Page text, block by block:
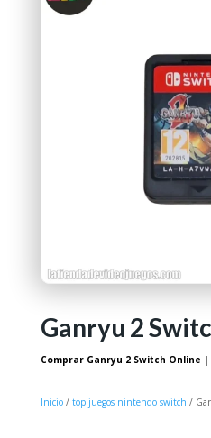
Ganryu 2
Comprar Ganryu 2 Switch Online
Inicio/ top juegos nintendo switch /